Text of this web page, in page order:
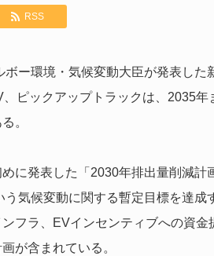
RSS
ー環境・気候変動大臣が発表し
ピックアップトラックは、2035
。
に発表した「2030年排出量削減
気候変動に関する暫定目標を達
フラ、EVインセンティブへの資金
が含まれている。